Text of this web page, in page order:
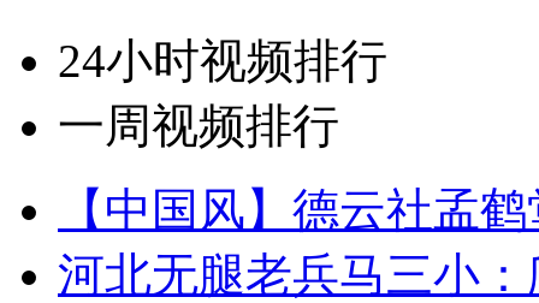
24小时视频排行
一周视频排行
【中国风】德云社孟
河北无腿老兵马三小